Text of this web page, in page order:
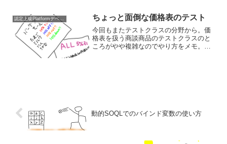
ラーのテストも試験範囲ということで、
カスタムコ...
認定上級Platformデベロッパー ちょっと面倒な価格表のテスト
今回もまたテストクラスの分野から。価
格表を扱う商談商品のテストクラスのと
ころがやや複雑なのでやり方をメモ。テ
動的SOQLでのバインド変数の使い方